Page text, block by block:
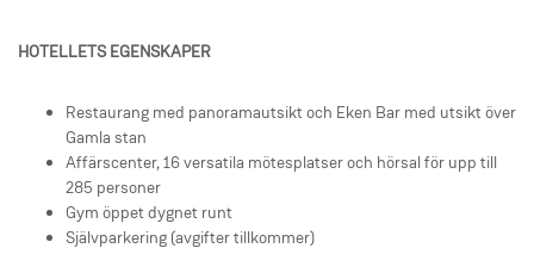
HOTELLETS EGENSKAPER
Restaurang med panoramautsikt och Eken Bar med utsikt över
Gamla stan
Affärscenter, 16 versatila mötesplatser och hörsal för upp till
285 personer
Gym öppet dygnet runt
Självparkering (avgifter tillkommer)